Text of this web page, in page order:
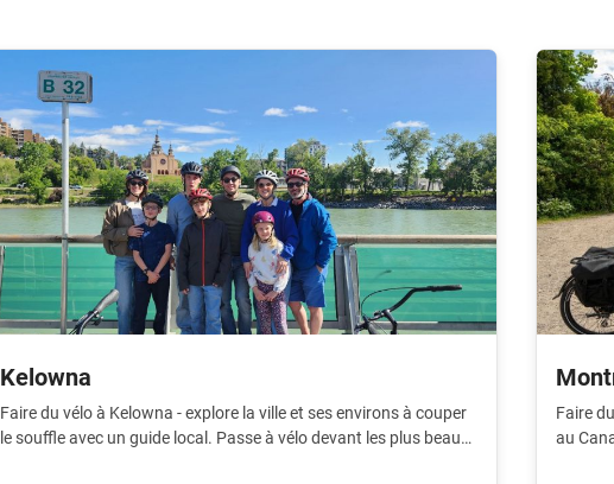
Kelowna
Faire du vélo à Kelowna - explore la ville et ses environs à couper
le souffle avec un guide local. Passe à vélo devant les plus beaux
Faire
au